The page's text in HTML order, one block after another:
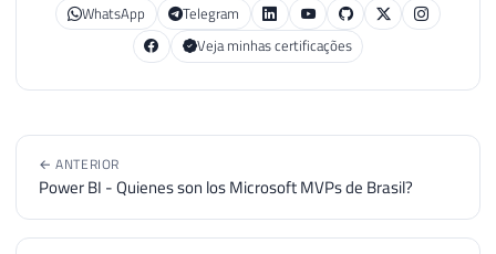
WhatsApp
Telegram
Veja minhas certificações
← ANTERIOR
Power BI - Quienes son los Microsoft MVPs de Brasil?